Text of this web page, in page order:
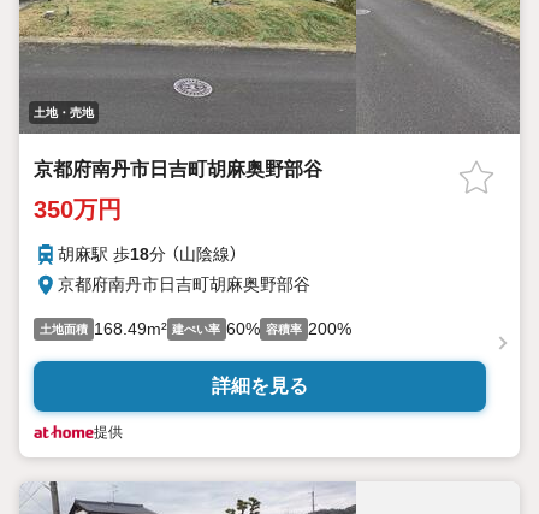
土地・売地
京都府南丹市日吉町胡麻奥野部谷
350万円
胡麻駅 歩18分 （山陰線）
京都府南丹市日吉町胡麻奥野部谷
土地面積 168.49m² 建ぺい率 60% 容積率 200%
詳細を見る
提供